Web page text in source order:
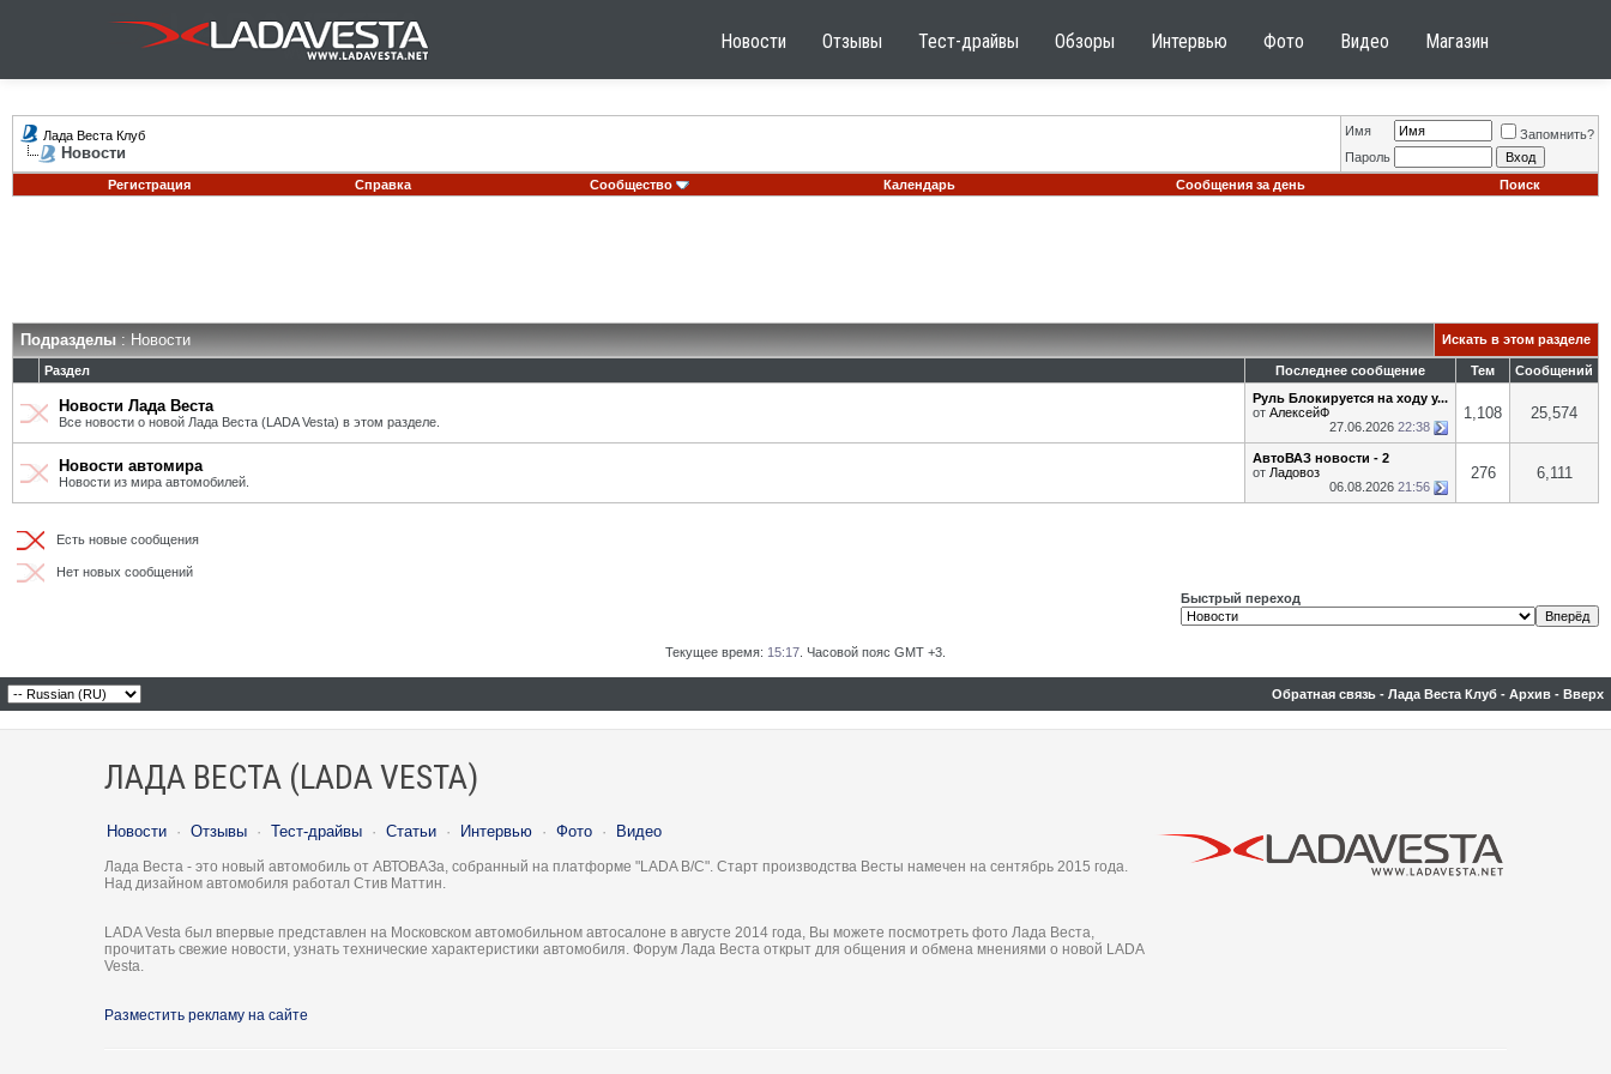
Новости Отзывы Тест-драйвы Обзоры Интервью Фото Видео Магазин
Лада Веста Клуб
Новости
Имя
Запомнить?
Пароль
Регистрация
Справка Сообщество Календарь Сообщения за день Поиск
Подразделы: Новости Искать в этом разделе
Раздел Последнее сообщение Тем Сообщений
Новости Лада Веста
Все новости о новой Лада Веста (LADA Vesta) в этом разделе.
Руль Блокируется на ходу у...
от АлексейФ
27.06.2026 22:38
1,108 25,574
Новости автомира
Новости из мира автомобилей.
АвтоВАЗ новости - 2
от Ладовоз
06.08.2026 21:56
276 6,111
Есть новые сообщения
Нет новых сообщений
Быстрый переход
Текущее время: 15:17 . Часовой пояс GMT +3.
Обратная связь - Лада Веста Клуб - Архив - Вверх
ЛАДА ВЕСТА (LADA VESTA)
Новости · Отзывы · Тест-драйвы · Статьи · Интервью · Фото · Видео
Лада Веста - это новый автомобиль от АВТОВАЗа, собранный на платформе "LADA B/C". Старт производства Весты намечен на сентябрь 2015 года.
Над дизайном автомобиля работал Стив Маттин.
LADA Vesta был впервые представлен на Московском автомобильном автосалоне в августе 2014 года, Вы можете посмотреть фото Лада Веста,
прочитать свежие новости, узнать технические характеристики автомобиля. Форум Лада Веста открыт для общения и обмена мнениями о новой LADA
Vesta.
Разместить рекламу на сайте